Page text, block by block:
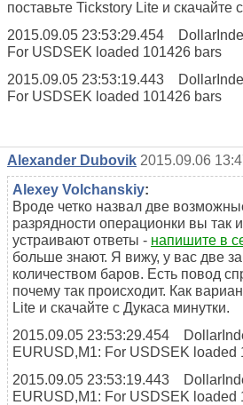
поставьте Tickstory Lite и скачайте
2015.09.05 23:53:29.454
For USDSEK loaded 101426 bars
2015.09.05 23:53:19.443
For USDSEK loaded 101426 bars
Alexander Dubovik 2015.09.06
Alexey Volchanskiy:
Вроде четко назвал две
разрядности операционки вы так
устраивают ответы - напишите в
больше знают. Я вижу, у вас две
количеством баров. Есть повод
почему так происходит. Как
Lite и скачайте с Дукаса минутки.
2015.09.05 23:53:29.454
EURUSD,M1: For USDSEK loaded
2015.09.05 23:53:19.443
EURUSD,M1: For USDSEK loaded